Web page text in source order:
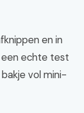
en in
echte test
vol mini-